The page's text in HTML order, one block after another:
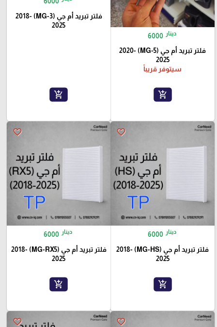
6000 دينار
فلتر تبريد أم جي (MG-5) 2020-
2025
سيتوفر قريباً
add_shopping_cart
فلتر تبريد أم جي (MG-3) 2018-
2025
add_shopping_cart
favorite_border
6000 دينار
فلتر تبريد أم جي (MG-HS) 2018-
2025
add_shopping_cart
favorite_border
6000 دينار
فلتر تبريد أم جي (MG-RX5) 2018-
2025
add_shopping_cart
favorite_border
favorite_border